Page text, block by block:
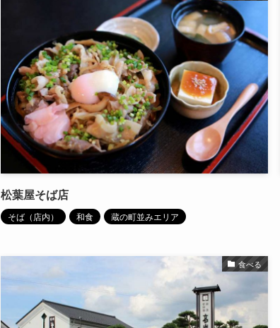
松葉屋そば店
そば（店内） 和食 蔵の町並みエリア
食べる